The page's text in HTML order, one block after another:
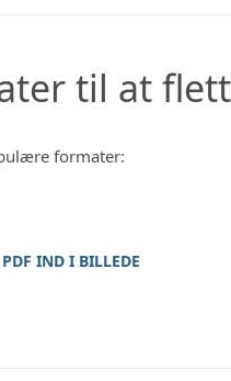
til at
formater:
PDF IND I BILLEDE